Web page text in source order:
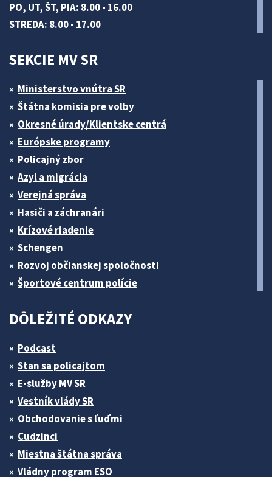
PO, UT, ŠT, PIA: 8.00 - 16.00
STREDA: 8.00 - 17.00
SEKCIE MV SR
Ministerstvo vnútra SR
Štátna komisia pre volby
Okresné úrady/Klientske centrá
Európske programy
Policajný zbor
Azyl a migrácia
Verejná správa
Hasiči a záchranári
Krízové riadenie
Schengen
Rozvoj občianskej spoločnosti
Športové centrum polície
DÔLEŽITÉ ODKAZY
Podcast
Stan sa policajtom
E-služby MV SR
Vestník vlády SR
Obchodovanie s ľuďmi
Cudzinci
Miestna štátna správa
Vládny program ESO